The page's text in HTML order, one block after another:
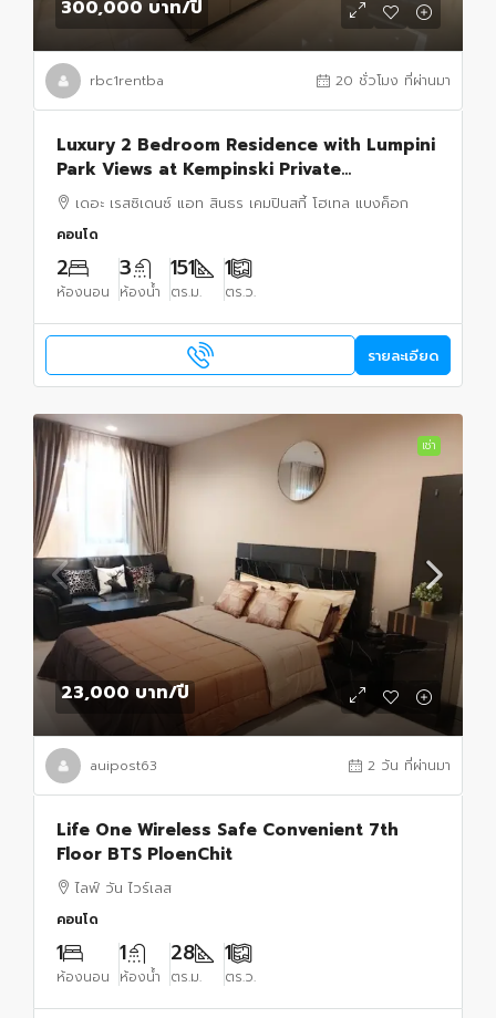
300,000 บาท/ปี
rbc1rentba 20 ชั่วโมง ที่ผ่านมา
Luxury 2 Bedroom Residence with Lumpini
Park Views at Kempinski Private
Residences for Rent and Sale
เดอะ เรสซิเดนซ์ แอท สินธร เคมปินสกี้ โฮเทล แบงค็อก
คอนโด
2
ห้องนอน
3
ห้องน้ำ
151
ตร.ม.
1
ตร.ว.
รายละเอียด
เช่า
23,000 บาท/ปี
auipost63 2 วัน ที่ผ่านมา
Life One Wireless Safe Convenient 7th
Floor BTS PloenChit
ไลฟ์ วัน ไวร์เลส
คอนโด
1
ห้องนอน
1
ห้องน้ำ
28
ตร.ม.
1
ตร.ว.